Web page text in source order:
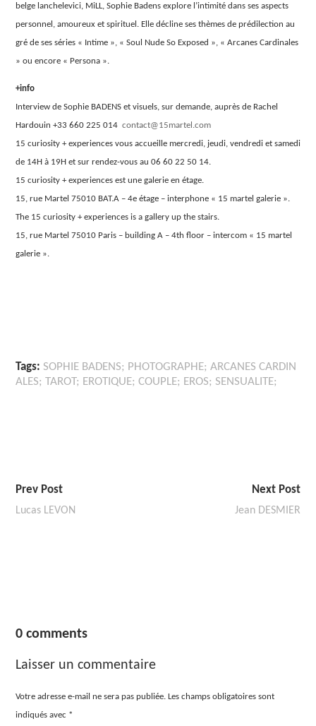
belge lanchelevici, MiLL, Sophie Badens explore l’intimité dans ses aspects
personnel, amoureux et spirituel. Elle décline ses thèmes de prédilection au
gré de ses séries « Intime », « Soul Nude So Exposed », « Arcanes Cardinales
» ou encore « Persona ».
+info
Interview de Sophie BADENS et visuels, sur demande, auprès de Rachel
Hardouin +33 660 225 014 contact@15martel.com
15 curiosity + experiences vous accueille mercredi, jeudi, vendredi et samedi
de 14H à 19H et sur rendez-vous au 06 60 22 50 14.
15 curiosity + experiences est une galerie en étage.
15, rue Martel 75010 BAT.A – 4e étage – interphone « 15 martel galerie ».
The 15 curiosity + experiences is a gallery up the stairs.
15, rue Martel 75010 Paris – building A – 4th floor – intercom « 15 martel
galerie ».
Tags: SOPHIE BADENS; PHOTOGRAPHE; ARCANES CARDIN
ALES; TAROT; EROTIQUE; COUPLE; EROS; SENSUALITE;
Prev Post
Lucas LEVON
Next Post
Jean DESMIER
0 comments
Laisser un commentaire
Votre adresse e-mail ne sera pas publiée. Les champs obligatoires sont
indiqués avec *